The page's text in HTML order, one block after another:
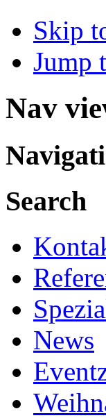
Skip
Jump
Nav
Search
News